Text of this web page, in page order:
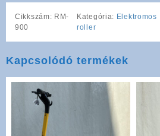
Cikkszám: RM-
900
Kategória: Elektromos
roller
Kapcsolódó termékek